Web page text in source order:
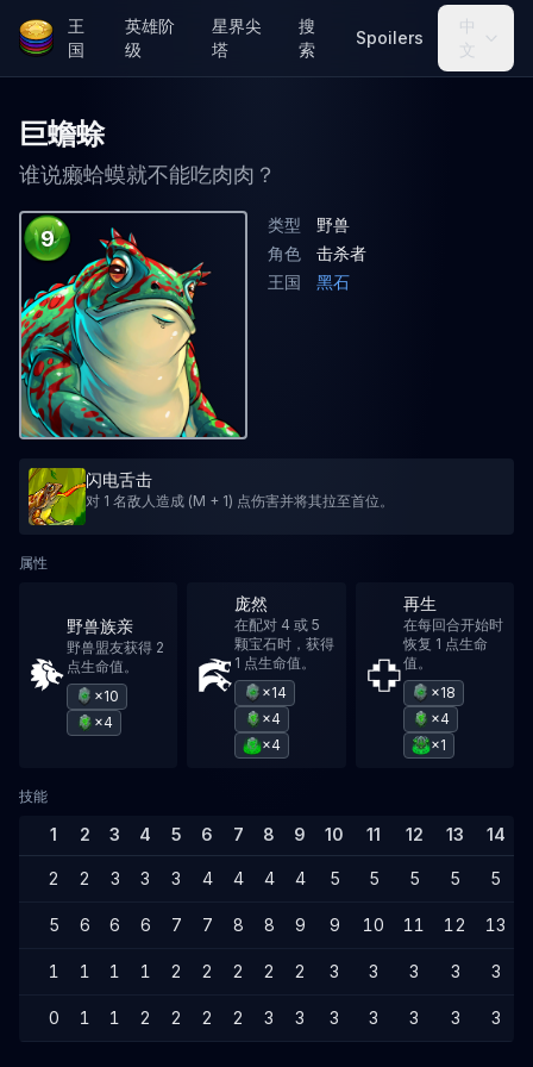
王
国
英雄阶
级
星界尖
塔
搜
索
Spoilers
中
文
巨蟾蜍
谁说癞蛤蟆就不能吃肉肉？
9
类型
野兽
角色
击杀者
王国
黑石
闪电舌击
对 1 名敌人造成 (M + 1) 点伤害并将其拉至首位。
属性
野兽族亲
野兽盟友获得 2
点生命值。
×10
×4
庞然
在配对 4 或 5
颗宝石时，获得
1 点生命值。
×14
×4
×4
再生
在每回合开始时
恢复 1 点生命
值。
×18
×4
×1
技能
1 2 3 4 5 6 7 8 9 10 11 12 13 14
2 2 3 3 3 4 4 4 4 5 5 5 5 5
5 6 6 6 7 7 8 8 9 9 10 11 12 13
1 1 1 1 2 2 2 2 2 3 3 3 3 3
0 1 1 2 2 2 2 3 3 3 3 3 3 3